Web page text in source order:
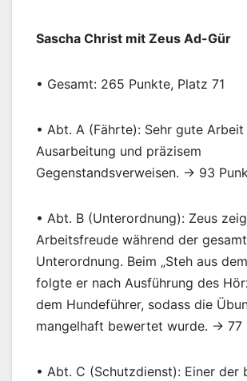
Sascha Christ mit Zeus Ad-Gür
• Gesamt: 265 Punkte, Platz 71
• Abt. A (Fährte): Sehr gute
Ausarbeitung und präzisem
Gegenstandsverweisen. → 93
• Abt. B (Unterordnung): Zeus
Arbeitsfreude während der
Unterordnung. Beim „Steh aus
folgte er nach Ausführung des
dem Hundeführer, sodass die
mangelhaft bewertet wurde. → 77
• Abt. C (Schutzdienst): Einer der